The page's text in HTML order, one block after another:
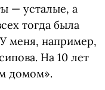
— усталые, а
тогда была
меня, например,
На 10 лет
домом».